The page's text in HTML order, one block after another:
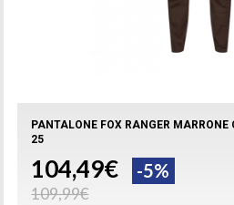
PANTALONE FOX RANGER
25
104,49€ -5%
109,99€